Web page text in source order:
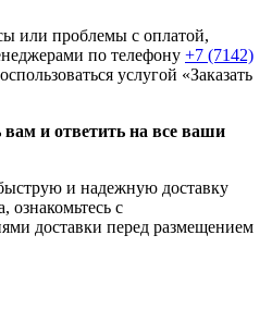
или проблемы с оплатой,
по телефону +7 (7142)
услугой «Заказать
и ответить на все ваши
и надежную доставку
ознакомьтесь с
доставки перед размещением